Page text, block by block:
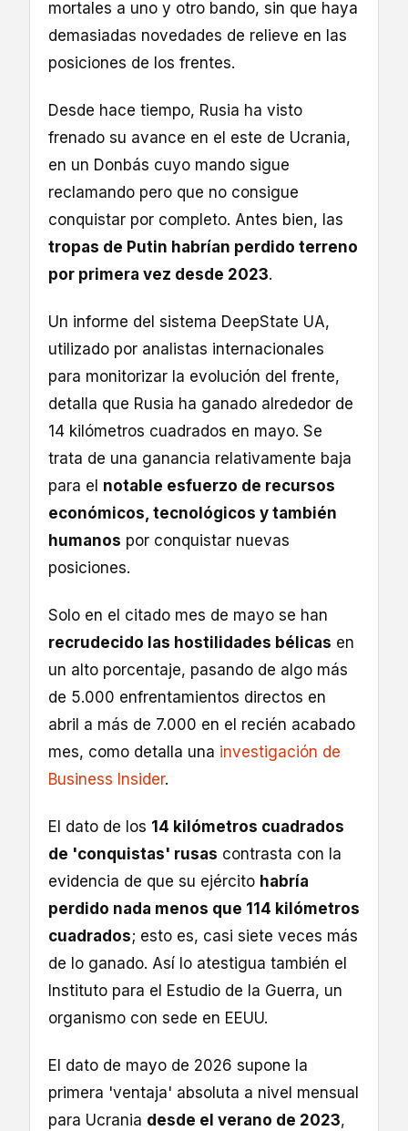
mortales a uno y otro bando, sin que haya
demasiadas novedades de relieve en las
posiciones de los frentes.
Desde hace tiempo, Rusia ha visto
frenado su avance en el este de Ucrania,
en un Donbás cuyo mando sigue
reclamando pero que no consigue
conquistar por completo. Antes bien, las
tropas de Putin habrían perdido terreno
por primera vez desde 2023.
Un informe del sistema DeepState UA,
utilizado por analistas internacionales
para monitorizar la evolución del frente,
detalla que Rusia ha ganado alrededor de
14 kilómetros cuadrados en mayo. Se
trata de una ganancia relativamente baja
para el notable esfuerzo de recursos
económicos, tecnológicos y también
humanos por conquistar nuevas
posiciones.
Solo en el citado mes de mayo se han
recrudecido las hostilidades bélicas en
un alto porcentaje, pasando de algo más
de 5.000 enfrentamientos directos en
abril a más de 7.000 en el recién acabado
mes, como detalla una investigación de
Business Insider.
El dato de los 14 kilómetros cuadrados
de 'conquistas' rusas contrasta con la
evidencia de que su ejército habría
perdido nada menos que 114 kilómetros
cuadrados; esto es, casi siete veces más
de lo ganado. Así lo atestigua también el
Instituto para el Estudio de la Guerra, un
organismo con sede en EEUU.
El dato de mayo de 2026 supone la
primera 'ventaja' absoluta a nivel mensual
para Ucrania desde el verano de 2023,